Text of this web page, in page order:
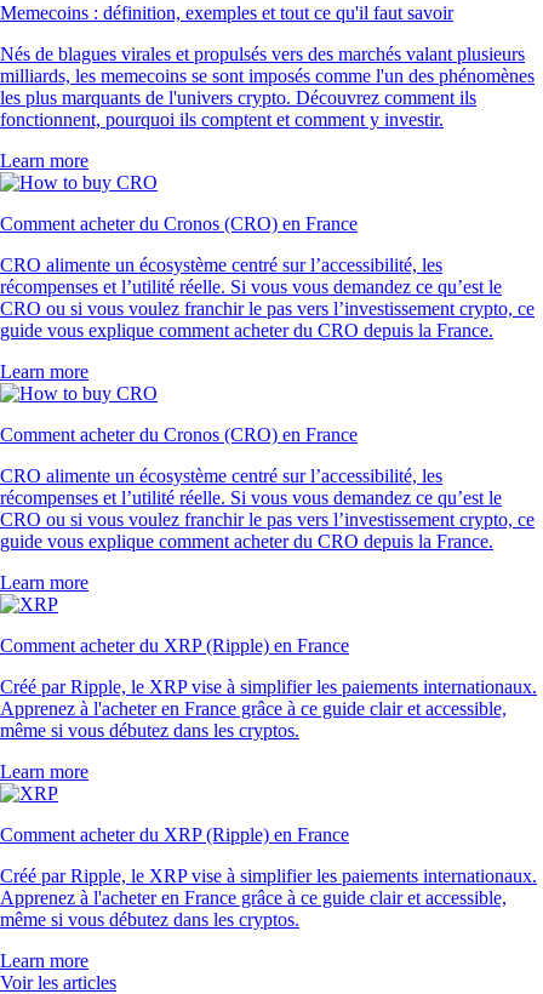
Memecoins : définition, exemples et tout ce qu'il faut savoir
Nés de blagues virales et propulsés vers des marchés valant plusieurs
milliards, les memecoins se sont imposés comme l'un des phénomènes
les plus marquants de l'univers crypto. Découvrez comment ils
fonctionnent, pourquoi ils comptent et comment y investir.
Learn more
Comment acheter du Cronos (CRO) en France
CRO alimente un écosystème centré sur l’accessibilité, les
récompenses et l’utilité réelle. Si vous vous demandez ce qu’est le
CRO ou si vous voulez franchir le pas vers l’investissement crypto, ce
guide vous explique comment acheter du CRO depuis la France.
Learn more
Comment acheter du Cronos (CRO) en France
CRO alimente un écosystème centré sur l’accessibilité, les
récompenses et l’utilité réelle. Si vous vous demandez ce qu’est le
CRO ou si vous voulez franchir le pas vers l’investissement crypto, ce
guide vous explique comment acheter du CRO depuis la France.
Learn more
Comment acheter du XRP (Ripple) en France
Créé par Ripple, le XRP vise à simplifier les paiements internationaux.
Apprenez à l'acheter en France grâce à ce guide clair et accessible,
même si vous débutez dans les cryptos.
Learn more
Comment acheter du XRP (Ripple) en France
Créé par Ripple, le XRP vise à simplifier les paiements internationaux.
Apprenez à l'acheter en France grâce à ce guide clair et accessible,
même si vous débutez dans les cryptos.
Learn more
Voir les articles